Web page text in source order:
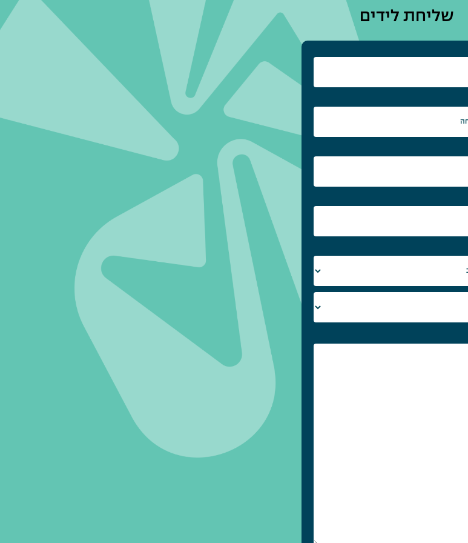
שליחת לידים